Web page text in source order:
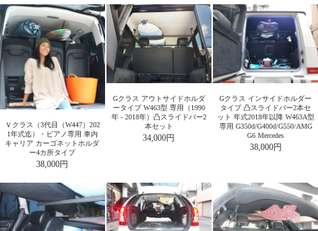
Ｖクラス（3代目（W447）202
1年式迄）・ビアノ専用 車内
キャリア カーゴネットホルダ
ー4カ所タイプ
38,000円
Gクラス アウトサイドホルダ
ータイプ W463型 専用（1990
年 - 2018年）凸スライドバー2
本セット
34,000円
Gクラス インサイドホルダー
タイプ 凸スライドバー2本セ
ット 年式2018年以降 W463A型
専用 G350d/G400d/G550/AMG
G6 Mercedes
38,000円